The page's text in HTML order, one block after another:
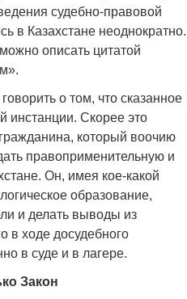
судебно-правовой
в Казахстане неоднократно.
описать цитатой
о том, что сказанное
инстанции. Скорее это
который воочию
правоприменительную и
Он, имея кое-какой
образование,
и делать выводы из
в ходе досудебного
в суде и в лагере.
Закон